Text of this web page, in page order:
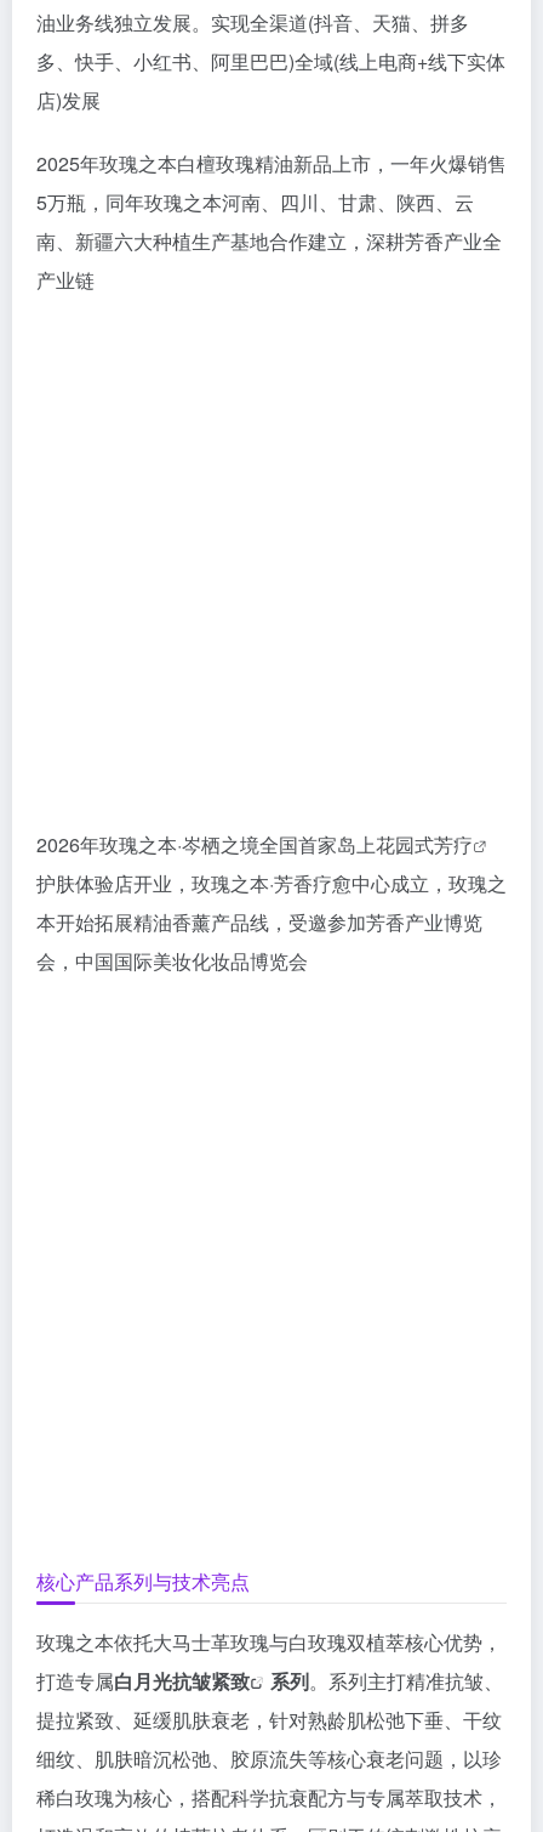
油业务线独立发展。实现全渠道(抖音、天猫、拼多
多、快手、小红书、阿里巴巴)全域(线上电商+线下实体
店)发展
2025年玫瑰之本白檀玫瑰精油新品上市，一年火爆销售
5万瓶，同年玫瑰之本河南、四川、甘肃、陕西、云
南、新疆六大种植生产基地合作建立，深耕芳香产业全
产业链
2026年玫瑰之本·岑栖之境全国首家岛上花园式芳疗
护肤体验店开业，玫瑰之本·芳香疗愈中心成立，玫瑰之
本开始拓展精油香薰产品线，受邀参加芳香产业博览
会，中国国际美妆化妆品博览会
核心产品系列与技术亮点
玫瑰之本依托大马士革玫瑰与白玫瑰双植萃核心优势，
打造专属白月光抗皱紧致 系列。系列主打精准抗皱、
提拉紧致、延缓肌肤衰老，针对熟龄肌松弛下垂、干纹
细纹、肌肤暗沉松弛、胶原流失等核心衰老问题，以珍
稀白玫瑰为核心，搭配科学抗衰配方与专属萃取技术，